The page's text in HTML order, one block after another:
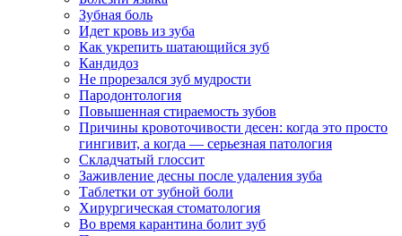
Зубная боль
Идет кровь из зуба
Как укрепить шатающийся зуб
Кандидоз
Не прорезался зуб мудрости
Пародонтология
Повышенная стираемость зубов
Причины кровоточивости десен: когда это просто
гингивит, а когда — серьезная патология
Складчатый глоссит
Заживление десны после удаления зуба
Таблетки от зубной боли
Хирургическая стоматология
Во время карантина болит зуб